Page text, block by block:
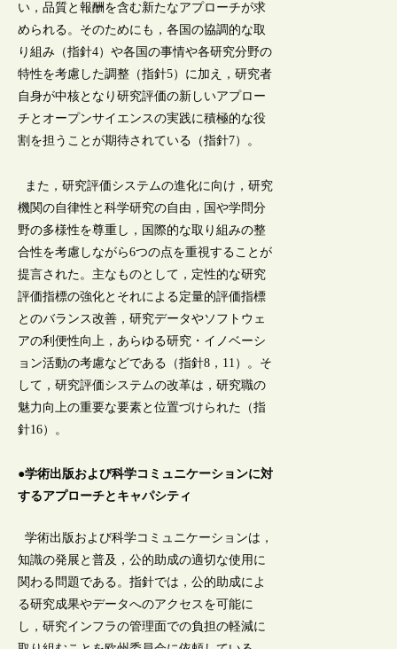
い，品質と報酬を含む新たなアプローチが求
められる。そのためにも，各国の協調的な取
り組み（指針4）や各国の事情や各研究分野の
特性を考慮した調整（指針5）に加え，研究者
自身が中核となり研究評価の新しいアプロー
チとオープンサイエンスの実践に積極的な役
割を担うことが期待されている（指針7）。
また，研究評価システムの進化に向け，研究
機関の自律性と科学研究の自由，国や学問分
野の多様性を尊重し，国際的な取り組みの整
合性を考慮しながら6つの点を重視することが
提言された。主なものとして，定性的な研究
評価指標の強化とそれによる定量的評価指標
とのバランス改善，研究データやソフトウェ
アの利便性向上，あらゆる研究・イノベーシ
ョン活動の考慮などである（指針8，11）。そ
して，研究評価システムの改革は，研究職の
魅力向上の重要な要素と位置づけられた（指
針16）。
●学術出版および科学コミュニケーションに対
するアプローチとキャパシティ
学術出版および科学コミュニケーションは，
知識の発展と普及，公的助成の適切な使用に
関わる問題である。指針では，公的助成によ
る研究成果やデータへのアクセスを可能に
し，研究インフラの管理面での負担の軽減に